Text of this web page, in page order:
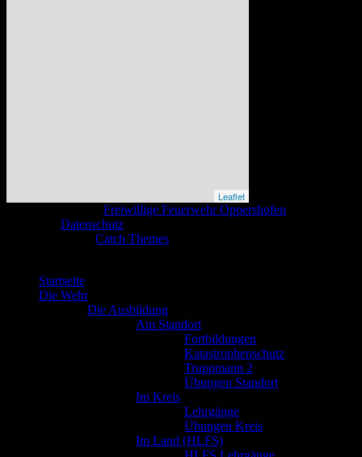
Leaflet
Freiwillige Feuerwehr Oppershofen
Datenschutz
Catch Themes
scrollenStartseite
Die Wehr
Die Ausbildung
Am Standort
Fortbildungen
Katastrophenschutz
Truppmann 2
Übungen Standort
Im Kreis
Lehrgänge
Übungen Kreis
Im Land (HLFS)